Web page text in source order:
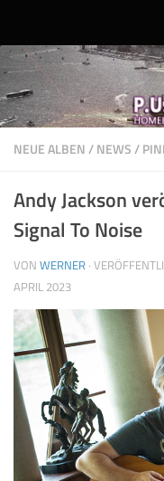
NEUE ALBEN/NEWS/
Andy Jackson
Signal To Noise
VON WERNER ·
APRIL 2023